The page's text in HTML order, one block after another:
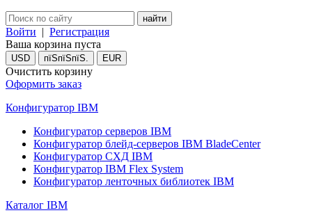
Войти | Регистрация
Ваша корзина пуста
USD пїЅпїЅпїЅ. EUR
Очистить корзину
Оформить заказ
Конфигуратор IBM
Конфигуратор серверов IBM
Конфигуратор блейд-серверов IBM BladeCenter
Конфигуратор СХД IBM
Конфигуратор IBM Flex System
Конфигуратор ленточных библиотек IBM
Каталог IBM